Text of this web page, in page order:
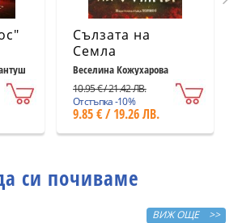
Сълзата на
Семла
Веселина Кожухарова
10.95 € / 21.42 ЛВ.
Отстъпка -10%
9.85 € / 19.26 ЛВ.
си почиваме
ВИЖ ОЩЕ >>